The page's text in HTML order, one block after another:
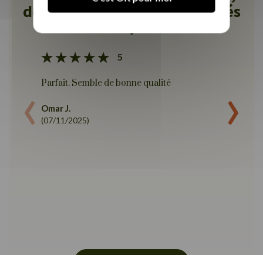
déjà plus de 3300 avis vérifiés
!
5
Parfait. Semble de bonne qualité
Omar J.
(07/11/2025)
‹ ›